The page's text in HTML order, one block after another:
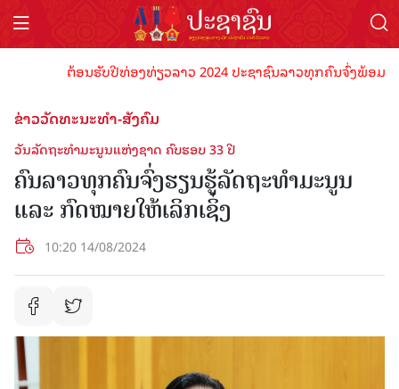
ຕ້ອນຮັບປີທ່ອງທ່ຽວລາວ 2024 ປະຊາຊົນລາວທຸກຄົນຈົ່ງພ້ອມເປັ
ຂ່າວວັດທະນະທຳ-ສັງຄົມ
ວັນລັດຖະທຳມະນູນແຫ່ງຊາດ ຄົບຮອບ 33 ປີ
ຄົນລາວທຸກຄົນຈົ່ງຮຽນຮູ້ລັດຖະທໍາມະນູນ
ແລະ ກົດໝາຍໃຫ້ເລິກເຊິ່ງ
10:20 14/08/2024